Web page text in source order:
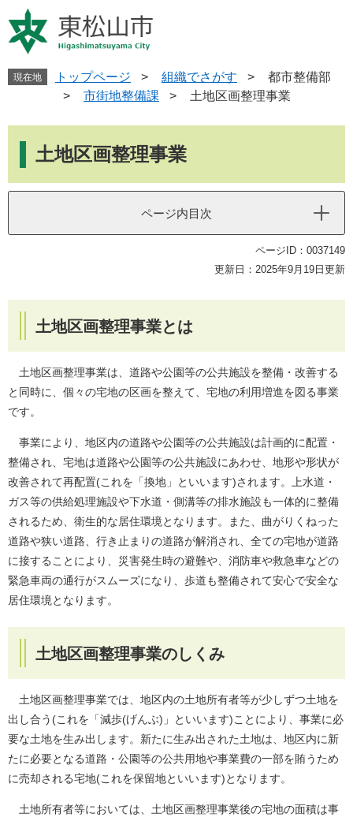
ー
ジ
す
ニ
ュ
し
へ
現在地 トップページ > 組織でさがす >
都市整備部
>
市街地整備課 > 土地区画整理事業
土地区画整理事業
ページ内目次
ページID：0037149
更新日：2025年9月19日更新
土地区画整理事業とは
土地区画整理事業は、道路や公園等の公共施設を整備・改善する
と同時に、個々の宅地の区画を整えて、宅地の利用増進を図る事業
です。
事業により、地区内の道路や公園等の公共施設は計画的に配置・
整備され、宅地は道路や公園等の公共施設にあわせ、地形や形状が
改善されて再配置(これを「換地」といいます)されます。上水道・
ガス等の供給処理施設や下水道・側溝等の排水施設も一体的に整備
されるため、衛生的な居住環境となります。また、曲がりくねった
道路や狭い道路、行き止まりの道路が解消され、全ての宅地が道路
に接することにより、災害発生時の避難や、消防車や救急車などの
緊急車両の通行がスムーズになり、歩道も整備されて安心で安全な
居住環境となります。
土地区画整理事業のしくみ
土地区画整理事業では、地区内の土地所有者等が少しずつ土地を
出し合う(これを「減歩(げんぶ)」といいます)ことにより、事業に必
要な土地を生み出します。新たに生み出された土地は、地区内に新
たに必要となる道路・公園等の公共用地や事業費の一部を賄うため
に売却される宅地(これを保留地といいます)となります。
土地所有者等においては、土地区画整理事業後の宅地の面積は事